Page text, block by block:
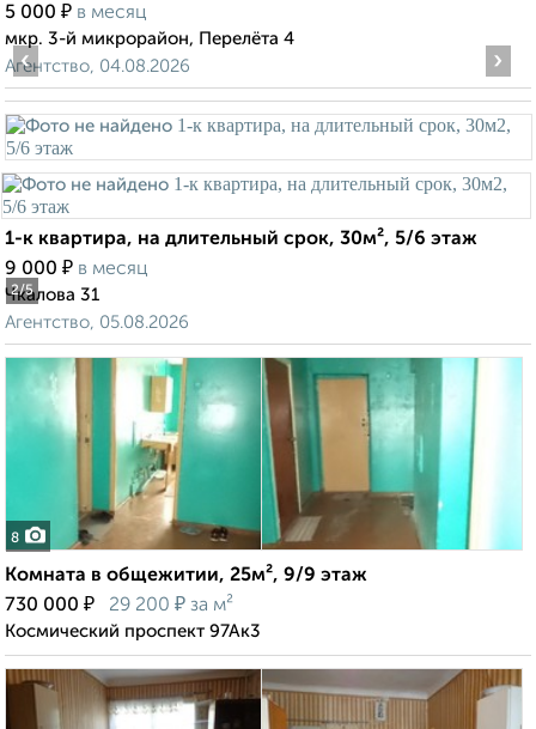
5 000 ₽ в месяц
мкр. 3-й микрорайон, Перелёта 4
Агентство, 04.08.2026
2/5
‹ ›
1-к квартира, на длительный срок, 30м², 5/6 этаж
9 000 ₽ в месяц
Чкалова 31
Агентство, 05.08.2026
8
Комната в общежитии, 25м², 9/9 этаж
730 000 ₽ 29 200 ₽ за м²
Космический проспект 97Ак3